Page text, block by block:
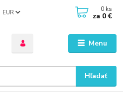
Menu
EUR
Hľadať
0 ks
za 0 €